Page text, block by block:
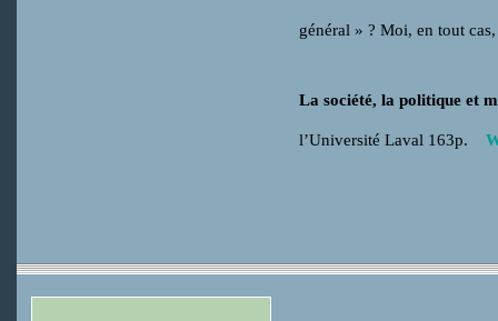
général » ? Moi, en tout
La société, la politique et
l’Université Laval 163p.